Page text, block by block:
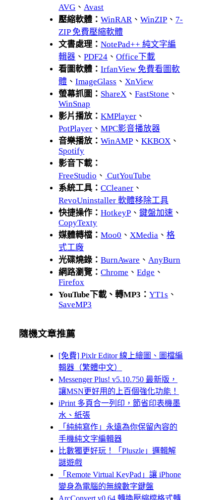
AVG 、 Avast
壓縮軟體：WinRAR 、WinZIP 、 7-
ZIP 免費壓縮軟體
文書處理：NotePad++ 純文字編
輯器 、PDF24 、Office下載
看圖軟體：IrfanView 免費看圖軟
體 、ImageGlass 、 XnView
螢幕抓圖： ShareX 、FastStone 、
WinSnap
影片播放：KMPlayer 、
PotPlayer 、MPC影音播放器
音樂播放：WinAMP 、KKBOX 、
Spotify
影音下載：
FreeStudio 、 CutYouTube
系統工具：CCleaner 、
RevoUninstaller 軟體移除工具
快捷操作：HotkeyP 、鍵盤加速 、
CopyTexty
媒體轉檔：Moo0 、 XMedia 、格
式工廠
光碟燒錄：BurnAware 、 AnyBurn
網路瀏覽：Chrome 、Edge 、
Firefox
YouTube下載、轉MP3：YT1s 、
SaveMP3
隨機文章推薦
[免費] Pixlr Editor 線上繪圖、圖檔編
輯器（繁體中文）
Messenger Plus! v5.10.750 最新版，
讓MSN更好用的上百個強化功能！
iPrint 多頁合一列印，節省印表機墨
水、紙張
「純純寫作」永遠為你保留內容的
手機純文字編輯器
比數獨更好玩！「Pluszle」邏輯解
謎遊戲
「Remote Virtual KeyPad」讓 iPhone
變身為電腦的無線數字鍵盤
ArcConvert v0.64 轉換壓縮檔格式轉